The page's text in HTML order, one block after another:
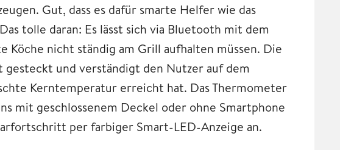
Gut, dass es dafür smarte Helfer wie das
tolle daran: Es lässt sich via Bluetooth mit dem
Köche nicht ständig am Grill aufhalten müssen. Die
und verständigt den Nutzer auf dem
Kerntemperatur erreicht hat. Das Thermometer
mit geschlossenem Deckel oder ohne Smartphone
per farbiger Smart-LED-Anzeige an.